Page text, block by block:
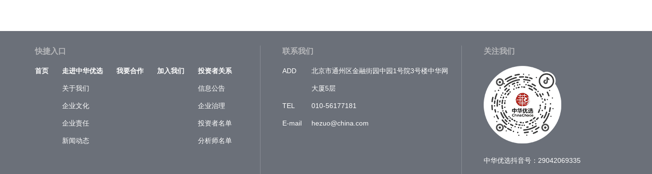
快捷入口
首页 走进中华优选
关于我们
企业文化
企业责任
新闻动态
我要合作 加入我们 投资者关系
信息公告
企业治理
投资者名单
分析师名单
联系我们
ADD 北京市通州区金融街园中园1号院3号楼中华网
大厦5层
TEL 010-56177181
E-mail hezuo@china.com
关注我们
中华优选抖音号：29042069335